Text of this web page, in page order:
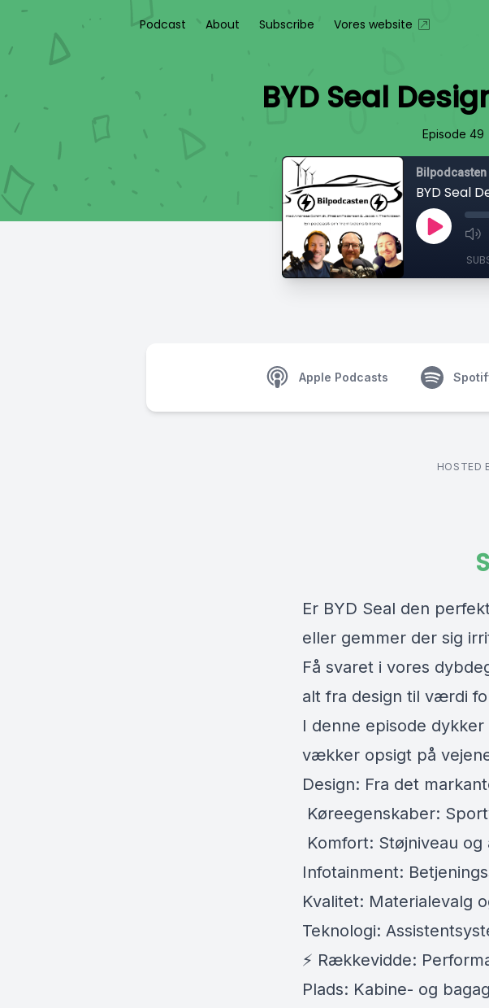
Podcast About Subscribe Vores website
BYD Seal
Episode 49
Bilpodcasten
BYD Seal
Apple Podcasts
HOSTED
Er BYD Seal den
eller gemmer der sig
Få svaret i vores
alt fra design til værdi
I denne episode
vækker opsigt på
Design: Fra det
Køreegenskaber:
Komfort: Støjniveau
Infotainment:
Kvalitet: Materialevalg
Teknologi:
⚡ Rækkevidde:
Plads: Kabine- og